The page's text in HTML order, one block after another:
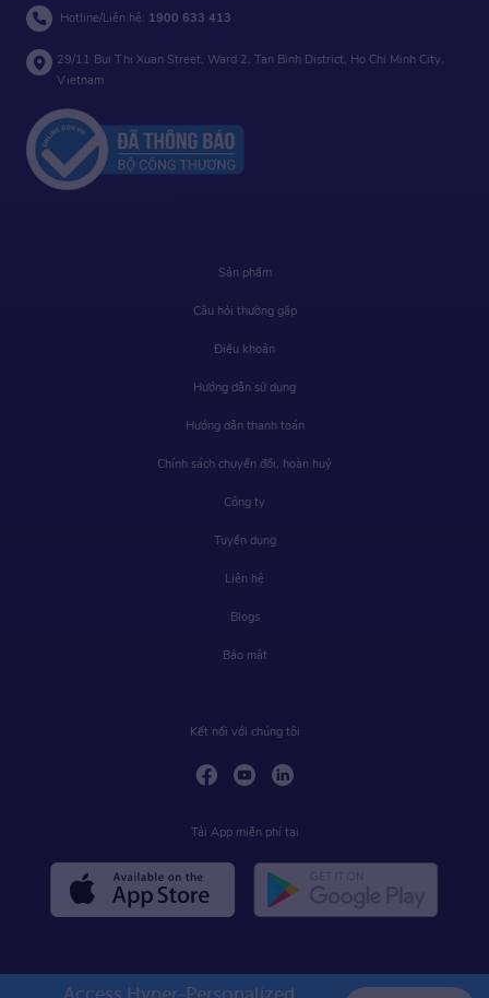
Hotline/Liên hệ: 1900 633 413
29/11 Bui Thi Xuan Street, Ward 2, Tan Binh District, Ho Chi Minh City,
Vietnam
Sản phẩm
Câu hỏi thường gặp
Điều khoản
Hướng dẫn sử dụng
Hướng dẫn thanh toán
Chính sách chuyển đổi, hoàn huỷ
Công ty
Tuyển dụng
Liên hệ
Blogs
Bảo mật
Kết nối với chúng tôi
Tải App miễn phí tại